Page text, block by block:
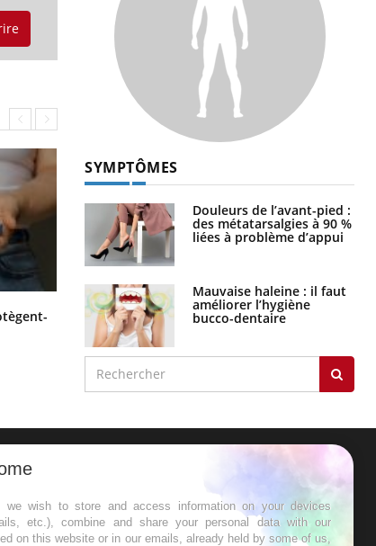
Cytomégalovirus : ce qui change
dans la prise en charge des femmes
enceintes
SYMPTÔMES
Douleurs de l’avant-pied :
des métatarsalgies à 90 %
liées à problème d’appui
Mauvaise haleine : il faut
améliorer l’hygiène
bucco-dentaire
semaines les meilleures
we wish to store and access information on your devices
etc.), combine and share your personal data with our
on this website or in our emails, already held by some of us,